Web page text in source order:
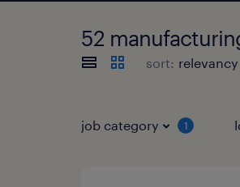
52
sort:
job category 1